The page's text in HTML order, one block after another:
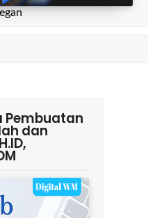
Pembuatan
dan